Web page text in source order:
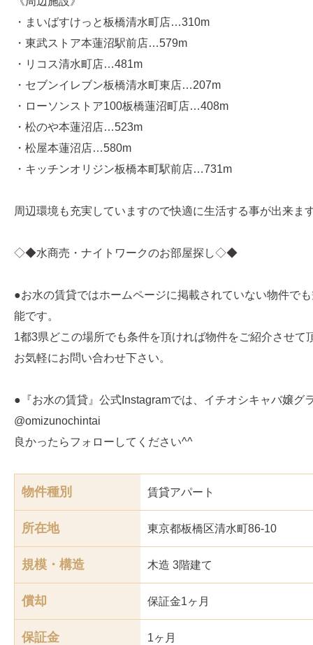
・まいばすけっと板橋清水町店…310m
・東武ストア本蓮沼駅前店…579m
・リコス清水町店…481m
・セブンイレブン板橋清水町東店…207m
・ローソンストア100板橋蓮沼町店…408m
・松のや本蓮沼店…523m
・松屋本蓮沼店…580m
・キッチンオリジン板橋本町駅前店…731m
周辺環境も充実していますので快適に生活する事が出来ま
◇◆水商売・ナイトワークのお部屋探し◇◆
●お水の賃貸ではホームページに掲載されていない物件で
能です。
1都3県どこの場所でも条件を頂ければ物件をご紹介させて
お気軽にお問い合わせ下さい。
●『お水の賃貸』公式Instagramでは、イチオシキャバ嬢グ
@omizunochintai
良かったらフォローしてください^^
物件種別 賃貸アパート
所在地 東京都板橋区清水町86-10
規模・構造 木造 3階建て
償却 保証金1ヶ月
保証金 1ヶ月